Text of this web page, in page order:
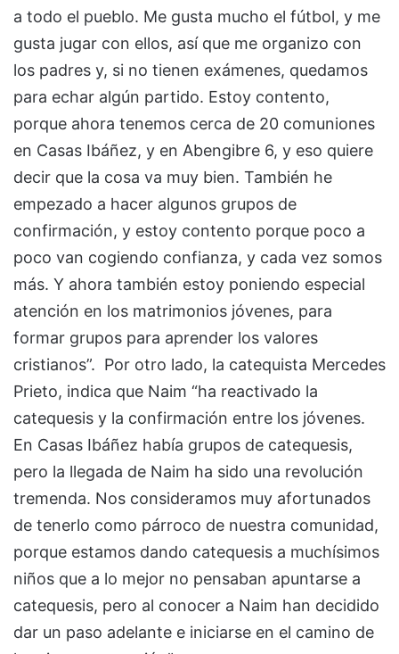
a todo el pueblo. Me gusta mucho el fútbol, y me
gusta jugar con ellos, así que me organizo con
los padres y, si no tienen exámenes, quedamos
para echar algún partido. Estoy contento,
porque ahora tenemos cerca de 20 comuniones
en Casas Ibáñez, y en Abengibre 6, y eso quiere
decir que la cosa va muy bien. También he
empezado a hacer algunos grupos de
confirmación, y estoy contento porque poco a
poco van cogiendo confianza, y cada vez somos
más. Y ahora también estoy poniendo especial
atención en los matrimonios jóvenes, para
formar grupos para aprender los valores
cristianos”. Por otro lado, la catequista Mercedes
Prieto, indica que Naim “ha reactivado la
catequesis y la confirmación entre los jóvenes.
En Casas Ibáñez había grupos de catequesis,
pero la llegada de Naim ha sido una revolución
tremenda. Nos consideramos muy afortunados
de tenerlo como párroco de nuestra comunidad,
porque estamos dando catequesis a muchísimos
niños que a lo mejor no pensaban apuntarse a
catequesis, pero al conocer a Naim han decidido
dar un paso adelante e iniciarse en el camino de